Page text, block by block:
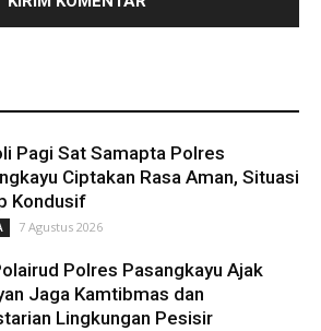
Pagi Sat Samapta Polres
Ciptakan Rasa Aman, Situasi
Kondusif
7 Agustus 2026
Polres Pasangkayu Ajak
Jaga Kamtibmas dan
Lingkungan Pesisir